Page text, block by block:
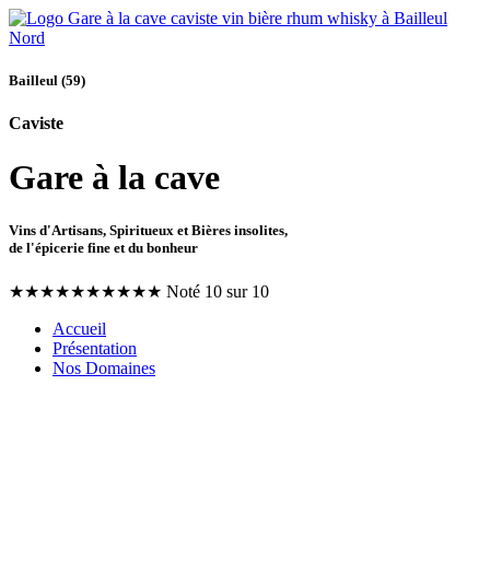
Bailleul (59)
Caviste
Gare à la cave
Vins d'Artisans, Spiritueux et Bières insolites,
de l'épicerie fine et du bonheur
★★★★★★★★★★ Noté 10 sur 10
Accueil
Présentation
Nos Domaines